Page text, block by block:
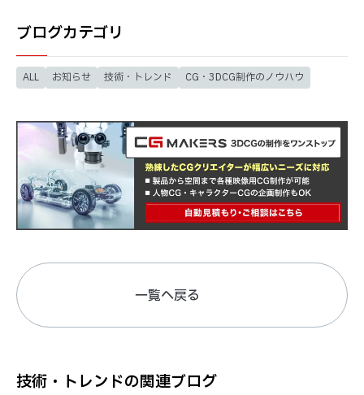
ブログカテゴリ
ALL お知らせ 技術・トレンド CG・3DCG制作のノウハウ
一覧へ戻る
技術・トレンドの関連ブログ